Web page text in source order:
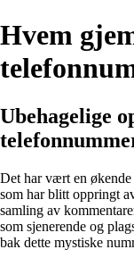
Hvem
Ubehagelige
Det har vært en
som har blitt oppringt
samling av
som sjenerende og
bak dette mystiske